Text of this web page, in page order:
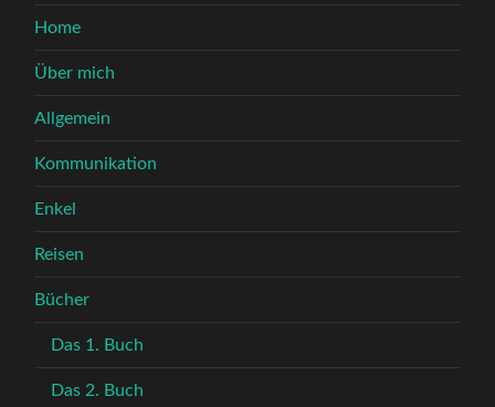
Home
Über mich
Allgemein
Kommunikation
Enkel
Reisen
Bücher
Das 1. Buch
Das 2. Buch